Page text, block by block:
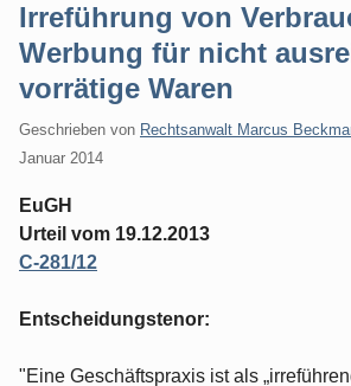
Irreführung von
Werbung für nicht
vorrätige Waren
Geschrieben von Rechtsanwalt Marcus
Januar 2014
EuGH
Urteil vom 19.12.2013
C-281/12
Entscheidungstenor:
"Eine Geschäftspraxis ist als